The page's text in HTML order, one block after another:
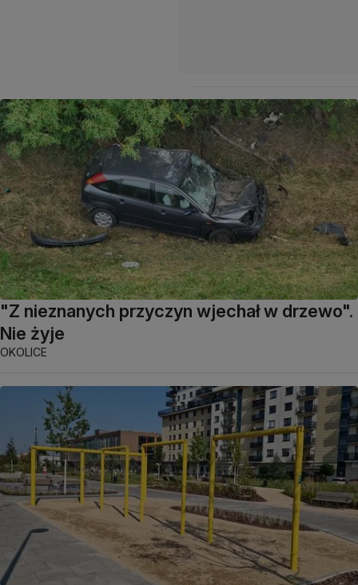
"Z nieznanych przyczyn wjechał w drzewo".
Nie żyje
OKOLICE